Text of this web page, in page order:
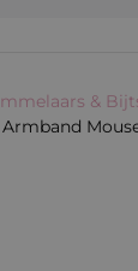
&